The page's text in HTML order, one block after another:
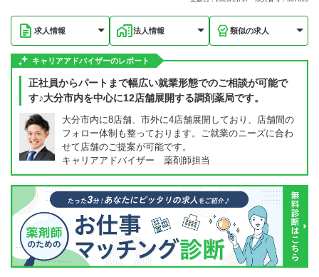
求人情報 法人情報 類似の求人
キャリアアドバイザーのレポート
正社員からパートまで幅広い就業形態でのご相談が可能で
す♪大分市内を中心に12店舗展開する調剤薬局です。
大分市内に8店舗、市外に4店舗展開しており、店舗間の
フォロー体制も整っております。ご就業のニーズに合わ
せて店舗のご提案が可能です。
キャリアアドバイザー 薬剤師担当